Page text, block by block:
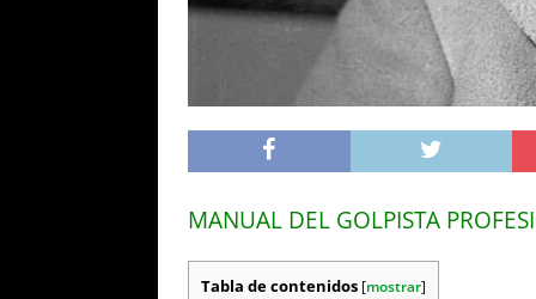
MANUAL DEL GOLPISTA
Tabla de contenidos [mostrar]